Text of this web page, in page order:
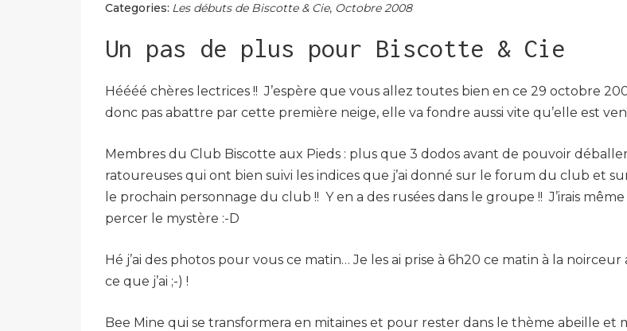
Categories: Les débuts de Biscotte & Cie, Octobre 2008
Un pas de plus pour Biscotte & Cie
Héééé chères lectrices !! J’espère que vous allez toutes bien en ce 29 octobre
donc pas abattre par cette première neige, elle va fondre aussi vite qu’elle est
Membres du Club Biscotte aux Pieds : plus que 3 dodos avant de pouvoir
ratoureuses qui ont bien suivi les indices que j’ai donné sur le forum du club et
le prochain personnage du club !! Y en a des rusées dans le groupe !! J’irais
percer le mystère :-D
Hé j’ai des photos pour vous ce matin… Je les ai prise à 6h20 ce matin à la
ce que j’ai ;-) !
Bee Mine qui se transformera en mitaines et pour rester dans le thème abeille